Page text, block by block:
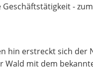
-
hin erstreckt sich der
Wald mit dem